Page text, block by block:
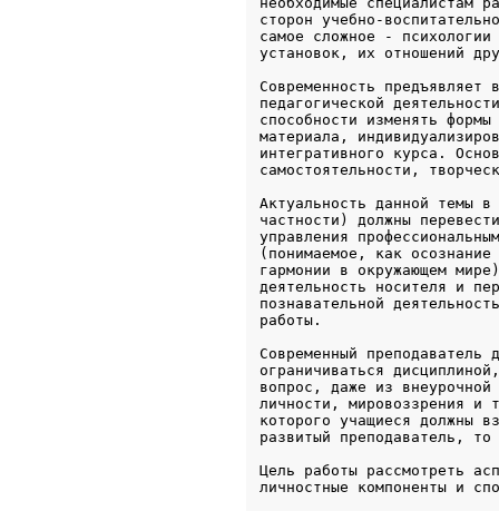
сторон учебно-
самое сложное -
установок, их отношений
Современность предъявляет
педагогической
способности изменять
материала,
интегративного курса.
самостоятельности,
Актуальность данной темы
частности) должны
управления
(понимаемое, как осознание
гармонии в окружающем
деятельность носителя и
познавательной
работы.
Современный
ограничиваться
вопрос, даже из
личности, мировоззрения
которого учащиеся должны
развитый преподаватель,
Цель работы рассмотреть
личностные компоненты и